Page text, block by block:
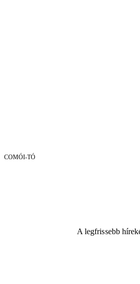
COMÓI-TÓ
A legfrissebb